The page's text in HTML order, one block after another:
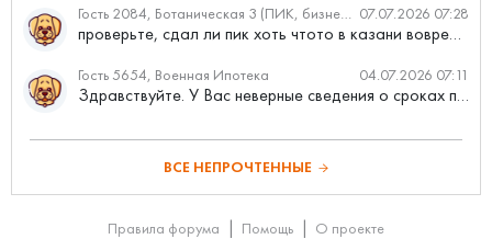
Гость 2084, Ботаническая 3 (ПИК, бизнес-класс) 07.07.2026 07:28
проверьте, сдал ли пик хоть чтото в казани вовремя?
Гость 5654, Военная Ипотека 04.07.2026 07:11
Здравствуйте. У Вас неверные сведения о сроках проведения с...
ВСЕ НЕПРОЧТЕННЫЕ
Правила форума Помощь О проекте